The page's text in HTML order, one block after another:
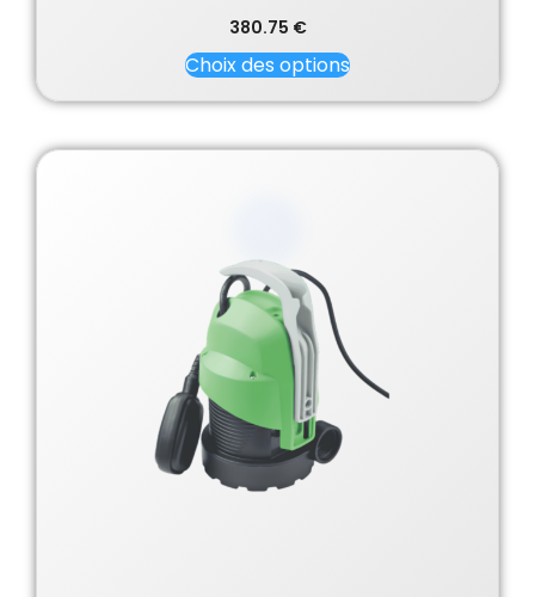
380.75 €
Choix des options